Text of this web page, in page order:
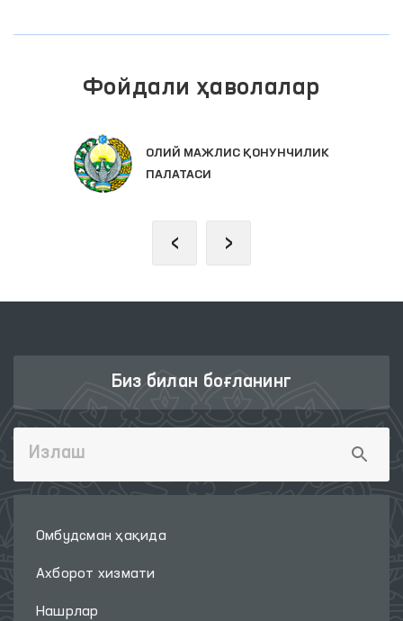
Фойдали ҳаволалар
ОЛИЙ МАЖЛИС ҚОНУНЧИЛИК
ПАЛАТАСИ
‹ ›
Биз билан боғланинг
Омбудсман ҳақида
Ахборот хизмати
Нашрлар